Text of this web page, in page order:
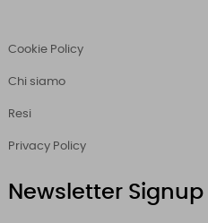
Cookie Policy
Chi siamo
Resi
Privacy Policy
Newsletter Signup